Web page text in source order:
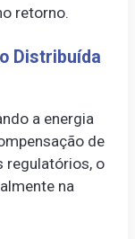
retorno.
Distribuída
a energia
de
regulatórios, o
na